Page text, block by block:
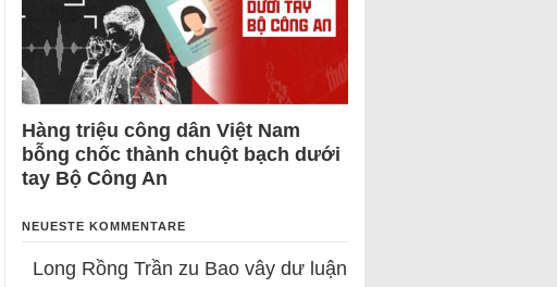
Hàng triệu công dân Việt Nam
bỗng chốc thành chuột bạch dưới
tay Bộ Công An
NEUESTE KOMMENTARE
Long Rồng Trần zu Bao vây dư luận